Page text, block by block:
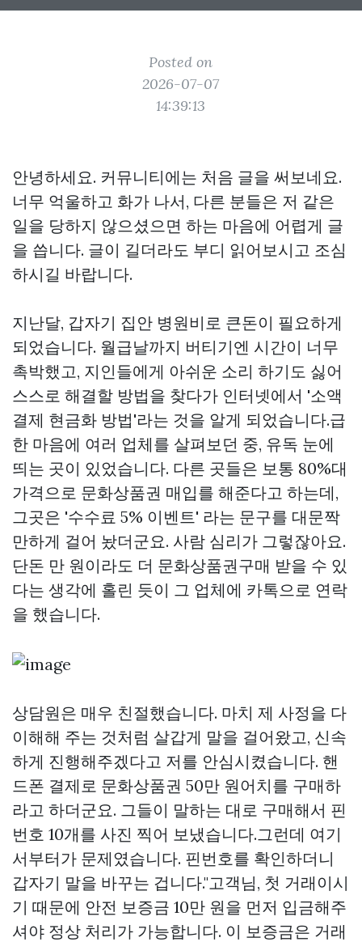
Posted on
2026-07-07
14:39:13
안녕하세요. 커뮤니티에는 처음 글을 써보네요.
너무 억울하고 화가 나서, 다른 분들은 저 같은
일을 당하지 않으셨으면 하는 마음에 어렵게 글
을 씁니다. 글이 길더라도 부디 읽어보시고 조심
하시길 바랍니다.
지난달, 갑자기 집안 병원비로 큰돈이 필요하게
되었습니다. 월급날까지 버티기엔 시간이 너무
촉박했고, 지인들에게 아쉬운 소리 하기도 싫어
스스로 해결할 방법을 찾다가 인터넷에서 '소액
결제 현금화 방법'라는 것을 알게 되었습니다.급
한 마음에 여러 업체를 살펴보던 중, 유독 눈에
띄는 곳이 있었습니다. 다른 곳들은 보통 80%대
가격으로 문화상품권 매입를 해준다고 하는데,
그곳은 '수수료 5% 이벤트' 라는 문구를 대문짝
만하게 걸어 놨더군요. 사람 심리가 그렇잖아요.
단돈 만 원이라도 더 문화상품권구매 받을 수 있
다는 생각에 홀린 듯이 그 업체에 카톡으로 연락
을 했습니다.
상담원은 매우 친절했습니다. 마치 제 사정을 다
이해해 주는 것처럼 살갑게 말을 걸어왔고, 신속
하게 진행해주겠다고 저를 안심시켰습니다. 핸
드폰 결제로 문화상품권 50만 원어치를 구매하
라고 하더군요. 그들이 말하는 대로 구매해서 핀
번호 10개를 사진 찍어 보냈습니다.그런데 여기
서부터가 문제였습니다. 핀번호를 확인하더니
갑자기 말을 바꾸는 겁니다."고객님, 첫 거래이시
기 때문에 안전 보증금 10만 원을 먼저 입금해주
셔야 정상 처리가 가능합니다. 이 보증금은 거래